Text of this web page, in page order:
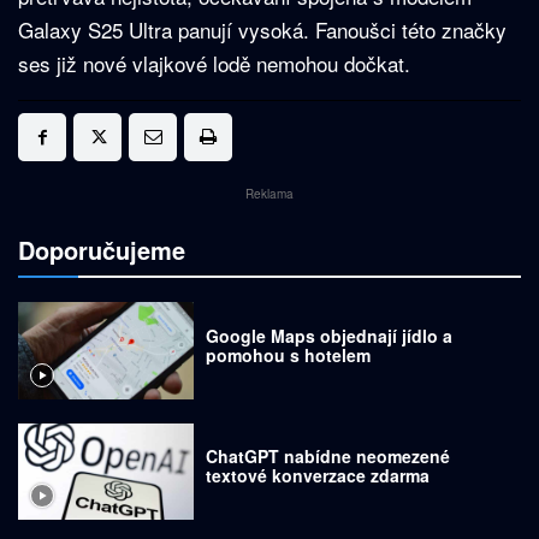
Galaxy S25 Ultra panují vysoká. Fanoušci této značky
ses již nové vlajkové lodě nemohou dočkat.
Reklama
Doporučujeme
Google Maps objednají jídlo a
pomohou s hotelem
ChatGPT nabídne neomezené
textové konverzace zdarma